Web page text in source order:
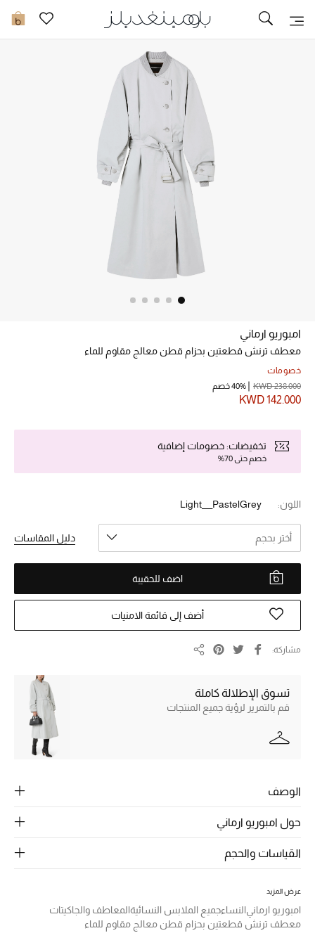
0 تخفيضات
خصم حتى 70%
تسوقوا الآن
ما وصلنا حديثاً
النساء
الحقائب النسائية
أحذية النسائية
الرجال
الأطفال
مستلزمات المنزل
جديد لدينا
عرض جميع المنتجات
امبوريو ارماني
معطف ترنش قطعتين بحزام قطن معالج مقاوم للماء
خصومات
KWD 142.000
KWD 238.000 40% خصم
تخفيضات: خصومات إضافية
خصم حتى 70%
اللون: Light___PastelGrey
أختر بحجم دليل المقاسات
اضف للحقيبة
أضف إلى قائمة الامنيات
مشاركة
تسوق الإطلالة كاملة
قم بالتمرير لرؤية جميع المنتجات
الوصف
حول امبوريو ارماني
القياسات والحجم
عرض المزيد
امبوريو ارمانيالنساءجميع الملابس النسائيةالمعاطف والجاكيتات
معطف ترنش قطعتين بحزام قطن معالج مقاوم للماء